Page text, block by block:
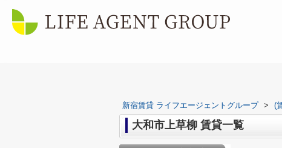
新宿賃貸 ライフエージェントグループ > (
大和市上草柳 賃貸一覧